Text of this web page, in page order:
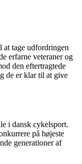
at tage udfordringen
erfarne veteraner og
den eftertragtede
de er klar til at give
i dansk cykelsport.
på højeste
generationer af